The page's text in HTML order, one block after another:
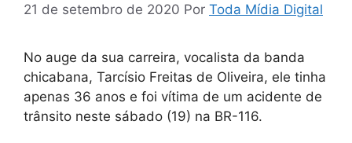
21 de setembro de 2020 Por Toda Mídia Digital
No auge da sua carreira, vocalista da banda
chicabana, Tarcísio Freitas de Oliveira, ele tinha
apenas 36 anos e foi vítima de um acidente de
trânsito neste sábado (19) na BR-116.